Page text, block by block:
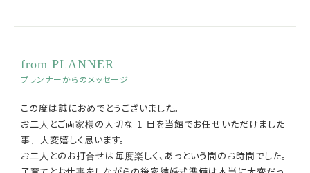
from PLANNER
プランナーからのメッセージ
この度は誠におめでとうございました。
お二人とご両家様の大切な 1 日を当館でお任せいただけました
事、大変嬉しく思います。
お二人とのお打合せは毎度楽しく、あっという間のお時間でした。